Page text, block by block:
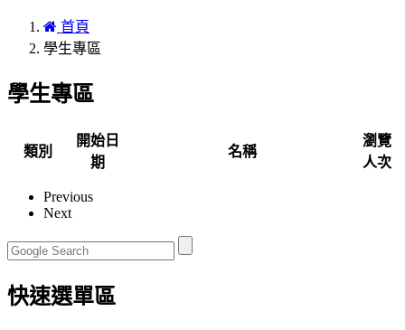
首頁
學生專區
學生專區
類別
開始日
期
名稱
瀏覽
人次
Previous
Next
快速選單區